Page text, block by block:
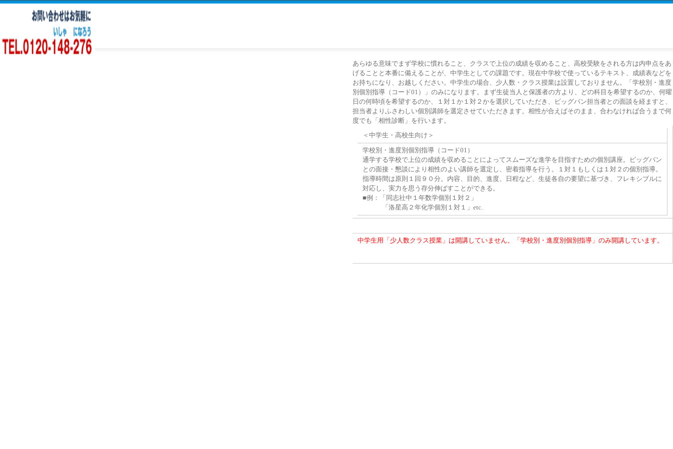
あらゆる意味でまず学校に慣れること、クラスで上位の成績を収めること、高校受験をされる方は内申点をあ
げることと本番に備えることが、中学生としての課題です。現在中学校で使っているテキスト、成績表などを
お持ちになり、お越しください。中学生の場合、少人数・クラス授業は設置しておりません。「学校別・進度
別個別指導（コード01）」のみになります。まず生徒当人と保護者の方より、どの科目を希望するのか、何曜
日の何時頃を希望するのか、１対１か１対２かを選択していただき、ビッグバン担当者との面談を経ますと、
担当者よりふさわしい個別講師を選定させていただきます。相性が合えばそのまま、合わなければ合うまで何
度でも「相性診断」を行います。
＜中学生・高校生向け＞
学校別・進度別個別指導（コード01）
通学する学校で上位の成績を収めることによってスムーズな進学を目指すための個別講座。ビッグバン
との面接・懇談により相性のよい講師を選定し、密着指導を行う。１対１もしくは１対２の個別指導。
指導時間は原則１回９０分。内容、目的、進度、日程など、生徒各自の要望に基づき、フレキシブルに
対応し、実力を思う存分伸ばすことができる。
■例：「同志社中１年数学個別１対２」
「洛星高２年化学個別１対１」etc.
中学生用「少人数クラス授業」は開講していません。「学校別・進度別個別指導」のみ開講しています。